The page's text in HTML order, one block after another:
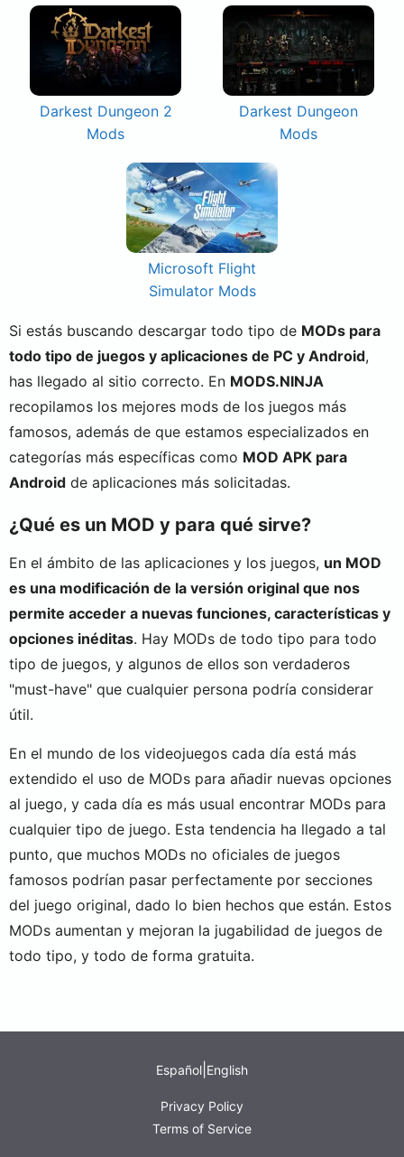
Darkest Dungeon 2
Mods
Darkest Dungeon
Mods
Microsoft Flight
Simulator Mods
Si estás buscando descargar todo tipo de MODs para
todo tipo de juegos y aplicaciones de PC y Android,
has llegado al sitio correcto. En MODS.NINJA
recopilamos los mejores mods de los juegos más
famosos, además de que estamos especializados en
categorías más específicas como MOD APK para
Android de aplicaciones más solicitadas.
¿Qué es un MOD y para qué sirve?
En el ámbito de las aplicaciones y los juegos, un MOD
es una modificación de la versión original que nos
permite acceder a nuevas funciones, características y
opciones inéditas. Hay MODs de todo tipo para todo
tipo de juegos, y algunos de ellos son verdaderos
"must-have" que cualquier persona podría considerar
útil.
En el mundo de los videojuegos cada día está más
extendido el uso de MODs para añadir nuevas opciones
al juego, y cada día es más usual encontrar MODs para
cualquier tipo de juego. Esta tendencia ha llegado a tal
punto, que muchos MODs no oficiales de juegos
famosos podrían pasar perfectamente por secciones
del juego original, dado lo bien hechos que están. Estos
MODs aumentan y mejoran la jugabilidad de juegos de
todo tipo, y todo de forma gratuita.
Español English
Privacy Policy
Terms of Service